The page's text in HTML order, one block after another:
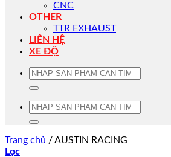
CNC
OTHER
TTR EXHAUST
LIÊN HỆ
XE ĐỘ
Tìm
Tìm
Trang chủ /AUSTIN RACING
Lọc